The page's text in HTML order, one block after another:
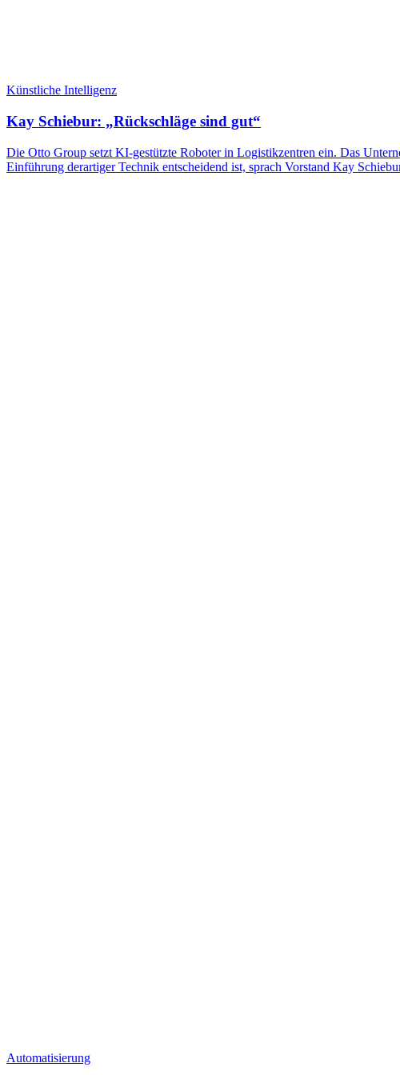
Künstliche Intelligenz
Kay Schiebur: „Rückschläge sind gut“
Die Otto Group setzt KI-gestützte Roboter in Logistikzentren ein. Das
Einführung derartiger Technik entscheidend ist, sprach Vorstand Kay
Automatisierung